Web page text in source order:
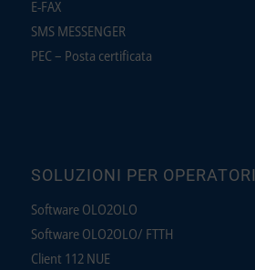
E-FAX
SMS MESSENGER
PEC – Posta certificata
SOLUZIONI PER OPERATORI
Software OLO2OLO
Software OLO2OLO/ FTTH
Client 112 NUE